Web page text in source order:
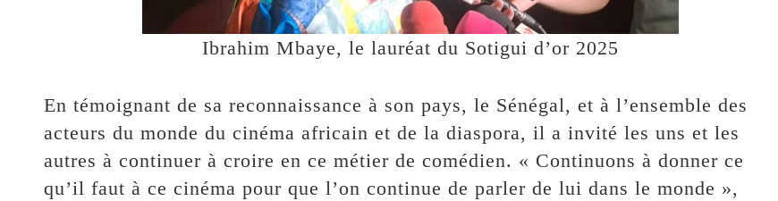
Ibrahim Mbaye, le lauréat du Sotigui d’or 2025
En témoignant de sa reconnaissance à son pays, le Sénégal, et à l’ensemble des
acteurs du monde du cinéma africain et de la diaspora, il a invité les uns et les
autres à continuer à croire en ce métier de comédien. « Continuons à donner ce
qu’il faut à ce cinéma pour que l’on continue de parler de lui dans le monde »,